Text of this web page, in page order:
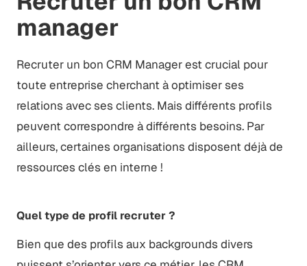
manager
Recruter un bon CRM Manager est crucial pour
toute entreprise cherchant à optimiser ses
relations avec ses clients. Mais différents profils
peuvent correspondre à différents besoins. Par
ailleurs, certaines organisations disposent déjà de
ressources clés en interne !
Quel type de profil recruter ?
Bien que des profils aux backgrounds divers